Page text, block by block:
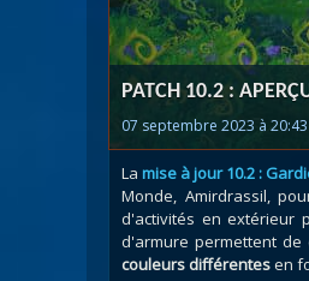
PATCH 10.2 :
07 septembre 2023 à
Lamise à jour 10.2 :
Monde, Amirdrassil,
d'activités en extérieur
d'armure permettent
couleurs différentesen